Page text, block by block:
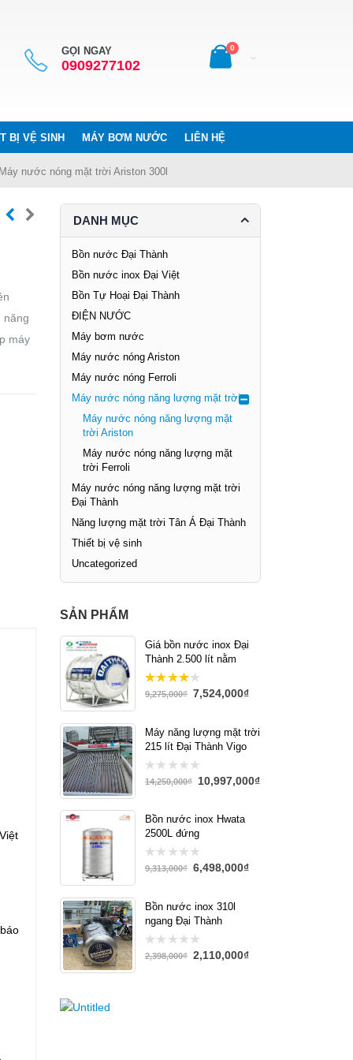
GỌI NGAY
0909277102
0
BỊ VỆ SINH MÁY BƠM NƯỚC LIÊN HỆ
Máy nước nóng mặt trời Ariston 300l
năng
máy
DANH MỤC
Bồn nước Đại Thành
Bồn nước inox Đại Việt
Bồn Tự Hoại Đại Thành
ĐIỆN NƯỚC
Máy bơm nước
Máy nước nóng Ariston
Máy nước nóng Ferroli
Máy nước nóng năng lượng mặt trời
Máy nước nóng năng lượng mặt
trời Ariston
Máy nước nóng năng lượng mặt
trời Ferroli
Máy nước nóng năng lượng mặt trời
Đại Thành
Năng lượng mặt trời Tân Á Đại Thành
Thiết bị vệ sinh
Uncategorized
SẢN PHẨM
Giá bồn nước inox Đại
Thành 2.500 lít nằm
4.00out
9,275,000₫ 7,524,000₫
Máy năng lượng mặt trời
215 lít Đại Thành Vigo
0
14,250,000₫ 10,997,000₫
Bồn nước inox Hwata
2500L đứng
0
9,313,000₫ 6,498,000₫
Bồn nước inox 310l
ngang Đại Thành
0
2,398,000₫ 2,110,000₫